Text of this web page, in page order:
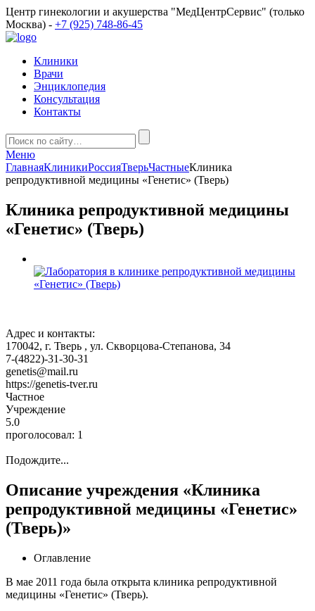
Центр гинекологии и акушерства "МедЦентрСервис" (только
Москва) - +7 (925) 748-86-45
Клиники
Врачи
Энциклопедия
Консультация
Контакты
Меню
ГлавнаяКлиникиРоссияТверьЧастныеКлиника
репродуктивной медицины «Генетис» (Тверь)
Клиника репродуктивной медицины
«Генетис» (Тверь)
Адрес и контакты:
170042, г. Тверь , ул. Скворцова-Степанова, 34
7-(4822)-31-30-31
genetis@mail.ru
https://genetis-tver.ru
Частное
Учреждение
5.0
проголосовал: 1
Подождите...
Описание учреждения «Клиника
репродуктивной медицины «Генетис»
(Тверь)»
Оглавление
В мае 2011 года была открыта клиника репродуктивной
медицины «Генетис» (Тверь).